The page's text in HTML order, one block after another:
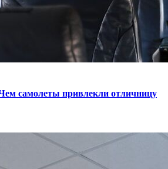
самолеты привлекли отличницу